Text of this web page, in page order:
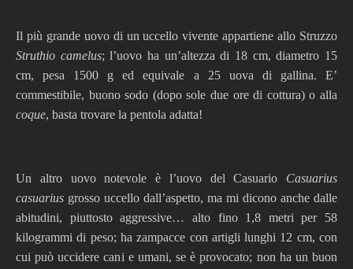
Il più grande uovo di un uccello vivente appartiene allo Struzzo
Struthio camelus; l’uovo ha un’altezza di 18 cm, diametro 15
cm, pesa 1500 g ed equivale a 25 uova di gallina. E’
commestibile, buono sodo (dopo sole due ore di cottura) o alla
coque, basta trovare la pentola adatta!
Un altro uovo notevole è l’uovo del Casuario Casuarius
casuarius grosso uccello dall’aspetto, ma mi dicono anche dalle
abitudini, piuttosto aggressive… alto fino 1,8 metri per 58
kilogrammi di peso; ha zampacce con artigli lunghi 12 cm, con
cui può uccidere cani e umani, se è provocato; non ha un buon